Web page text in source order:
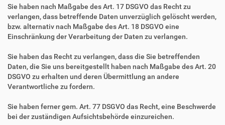
Sie haben nach Maßgabe des Art. 17 DSGVO das Recht zu
verlangen, dass betreffende Daten unverzüglich gelöscht werden,
bzw. alternativ nach Maßgabe des Art. 18 DSGVO eine
Einschränkung der Verarbeitung der Daten zu verlangen.
Sie haben das Recht zu verlangen, dass die Sie betreffenden
Daten, die Sie uns bereitgestellt haben nach Maßgabe des Art. 20
DSGVO zu erhalten und deren Übermittlung an andere
Verantwortliche zu fordern.
Sie haben ferner gem. Art. 77 DSGVO das Recht, eine Beschwerde
bei der zuständigen Aufsichtsbehörde einzureichen.